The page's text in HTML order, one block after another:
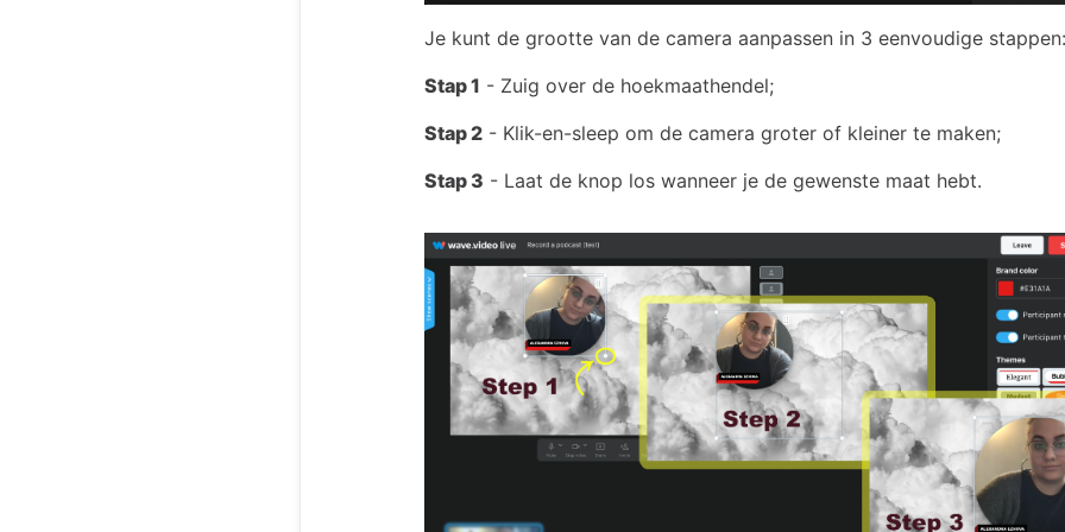
Je kunt de grootte van de camera aanpassen in 3 eenvoudige stappen:
Stap 1 - Zuig over de hoekmaathendel;
Stap 2 - Klik-en-sleep om de camera groter of kleiner te maken;
Stap 3 - Laat de knop los wanneer je de gewenste maat hebt.